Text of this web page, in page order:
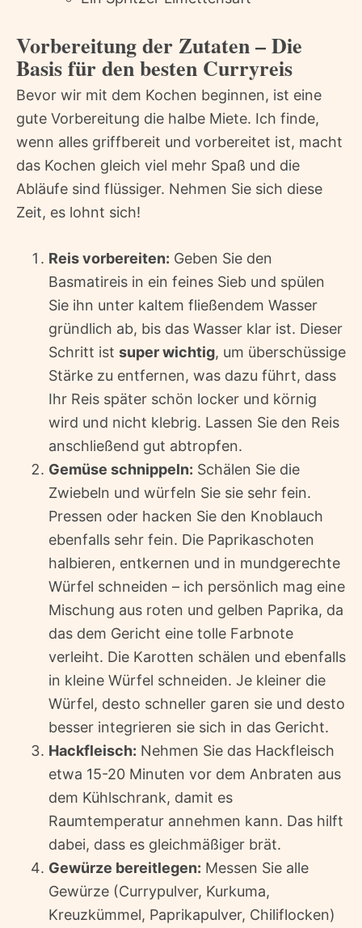
Vorbereitung der Zutaten – Die
Basis für den besten Curryreis
Bevor wir mit dem Kochen beginnen, ist eine
gute Vorbereitung die halbe Miete. Ich finde,
wenn alles griffbereit und vorbereitet ist, macht
das Kochen gleich viel mehr Spaß und die
Abläufe sind flüssiger. Nehmen Sie sich diese
Zeit, es lohnt sich!
Reis vorbereiten: Geben Sie den
Basmatireis in ein feines Sieb und spülen
Sie ihn unter kaltem fließendem Wasser
gründlich ab, bis das Wasser klar ist. Dieser
Schritt ist super wichtig, um überschüssige
Stärke zu entfernen, was dazu führt, dass
Ihr Reis später schön locker und körnig
wird und nicht klebrig. Lassen Sie den Reis
anschließend gut abtropfen.
Gemüse schnippeln: Schälen Sie die
Zwiebeln und würfeln Sie sie sehr fein.
Pressen oder hacken Sie den Knoblauch
ebenfalls sehr fein. Die Paprikaschoten
halbieren, entkernen und in mundgerechte
Würfel schneiden – ich persönlich mag eine
Mischung aus roten und gelben Paprika, da
das dem Gericht eine tolle Farbnote
verleiht. Die Karotten schälen und ebenfalls
in kleine Würfel schneiden. Je kleiner die
Würfel, desto schneller garen sie und desto
besser integrieren sie sich in das Gericht.
Hackfleisch: Nehmen Sie das Hackfleisch
etwa 15-20 Minuten vor dem Anbraten aus
dem Kühlschrank, damit es
Raumtemperatur annehmen kann. Das hilft
dabei, dass es gleichmäßiger brät.
Gewürze bereitlegen: Messen Sie alle
Gewürze (Currypulver, Kurkuma,
Kreuzkümmel, Paprikapulver, Chiliflocken)